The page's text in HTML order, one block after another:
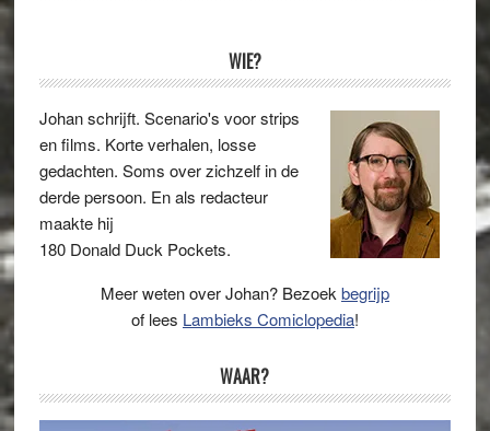
Sidebar
WIE?
Johan schrijft. Scenario's voor strips
en films. Korte verhalen, losse
gedachten. Soms over zichzelf in de
derde persoon. En als redacteur
maakte hij
180 Donald Duck Pockets.
Meer weten over Johan? Bezoek begrijp
of lees Lambieks Comiclopedia!
WAAR?